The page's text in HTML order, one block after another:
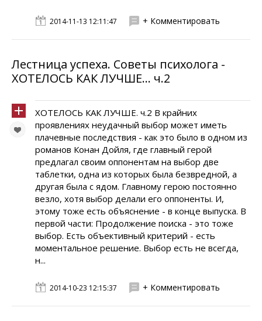
2014-11-13 12:11:47 + Комментировать
Лестница успеха. Советы психолога -
ХОТЕЛОСЬ КАК ЛУЧШЕ… ч.2
ХОТЕЛОСЬ КАК ЛУЧШЕ. ч.2 В крайних
проявлениях неудачный выбор может иметь
плачевные последствия - как это было в одном из
романов Конан Дойля, где главный герой
предлагал своим оппонентам на выбор две
таблетки, одна из которых была безвредной, а
другая была с ядом. Главному герою постоянно
везло, хотя выбор делали его оппоненты. И,
этому тоже есть объяснение - в конце выпуска. В
первой части: Продолжение поиска - это тоже
выбор. Есть объективный критерий - есть
моментальное решение. Выбор есть не всегда,
н...
2014-10-23 12:15:37 + Комментировать